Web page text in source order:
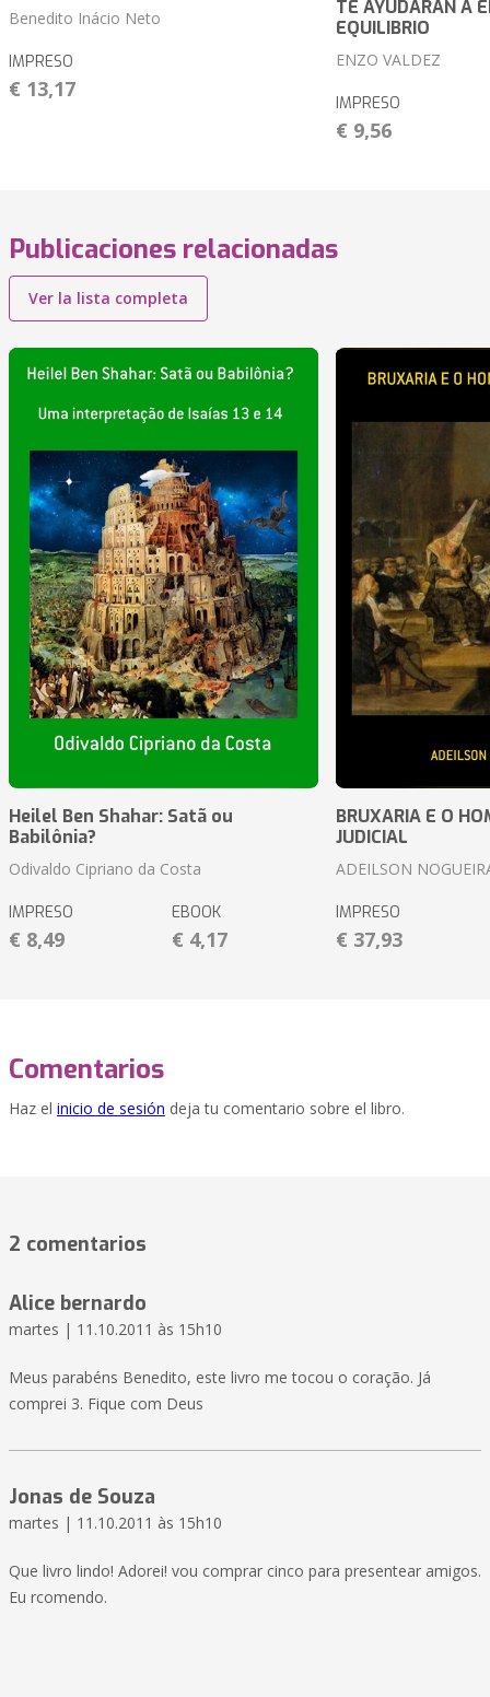
Benedito Inácio Neto
IMPRESO
€ 13,17
TE AYUDARÁN A
EQUILIBRIO
ENZO VALDEZ
IMPRESO
€ 9,56
Publicaciones relacionadas
Ver la lista completa
Heilel Ben Shahar: Satã ou
Babilônia?
Odivaldo Cipriano da Costa
IMPRESO
€ 8,49
EBOOK
€ 4,17
BRUXARIA E O
JUDICIAL
ADEILSON
IMPRESO
€ 37,93
Comentarios
Haz el inicio de sesión deja tu comentario sobre el libro.
2 comentarios
Alice bernardo
martes | 11.10.2011 às 15h10
Meus parabéns Benedito, este livro me tocou o coração. Já
comprei 3. Fique com Deus
Jonas de Souza
martes | 11.10.2011 às 15h10
Que livro lindo! Adorei! vou comprar cinco para presentear amigos.
Eu rcomendo.